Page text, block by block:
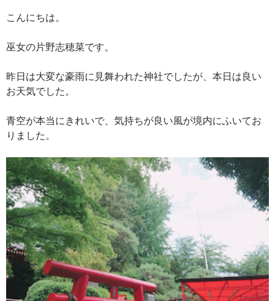
こんにちは。
巫女の片野志穂菜です。
昨日は大変な豪雨に見舞われた神社でしたが、本日は良い
お天気でした。
青空が本当にきれいで、気持ちが良い風が境内にふいてお
りました。